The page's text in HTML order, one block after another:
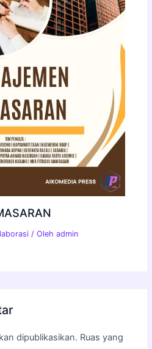
/ Olehadmin
dipublikasikan. Ruas yang